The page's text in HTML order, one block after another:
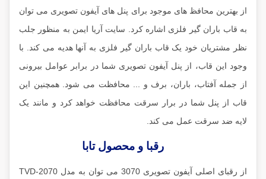
از بهترین محافظ های موجود برای پنل های آیفون تصویری می توان
به قاب باران گیر فلزی اشاره کرد. سایت آریا ایمن به منظور جلب
نظر مشتریان خود یک قاب باران گیر فلزی به آنها هدیه می کند. با
وجود این قاب، از پنل آیفون تصویری شما در برابر عوامل بیرونی
از جمله آفتاب، باران، برف و ... محافظت می شود. همچنین این
قاب از پنل شما در برار سرقت محافظت خواهد کرد و مانند یک
لایه ضد سرقت عمل می کند.
رقبا و محصول تابا
از رقبای اصلی آیفون تصویری 3070 می توان به مدل TVD-2070